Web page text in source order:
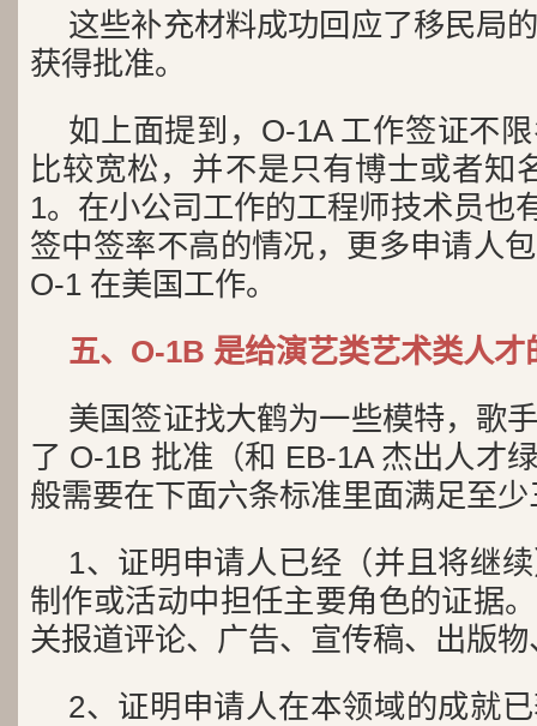
这些补充材料成功回应了移民局
获得批准。
如上面提到，O-1A 工作签证不
比较宽松，并不是只有博士或者知
1。在小公司工作的工程师技术员也
签中签率不高的情况，更多申请人
O-1 在美国工作。
五、O-1B 是给演艺类艺术类人才
美国签证找大鹤为一些模特，歌
了 O-1B 批准（和 EB-1A 杰出人才
般需要在下面六条标准里面满足至
1、证明申请人已经（并且将继
制作或活动中担任主要角色的证据
关报道评论、广告、宣传稿、出版
2、证明申请人在本领域的成就